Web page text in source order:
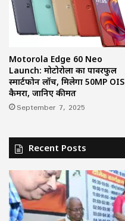
Motorola Edge 60 Neo
Launch: मोटोरोला का पावरफुल
स्मार्टफोन लॉच, मिलेगा 50MP OIS
कैमरा, जानिए कीमत
September 7, 2025
Recent Posts